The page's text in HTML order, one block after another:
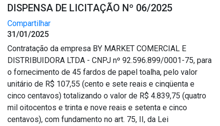
DISPENSA DE LICITAÇÃO Nº 06/2025
Compartilhar
31/01/2025
Contratação da empresa BY MARKET COMERCIAL E
DISTRIBUIDORA LTDA - CNPJ nº 92.596.899/0001-75, para
o fornecimento de 45 fardos de papel toalha, pelo valor
unitário de R$ 107,55 (cento e sete reais e cinqüenta e
cinco centavos) totalizando o valor de R$ 4.839,75 (quatro
mil oitocentos e trinta e nove reais e setenta e cinco
centavos), com fundamento no art. 75, II, da Lei